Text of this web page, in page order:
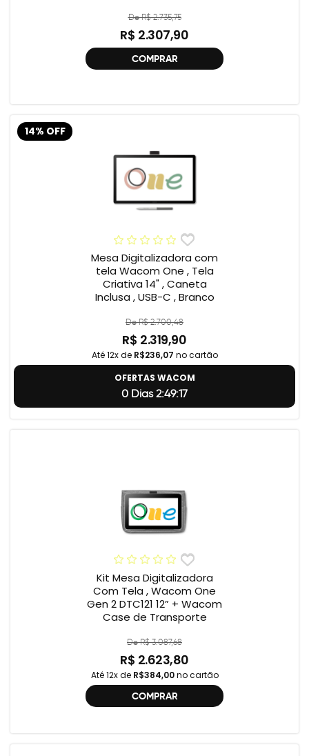
De R$ 2.735,75
R$ 2.307,90
COMPRAR
14% OFF
Mesa Digitalizadora com
tela Wacom One , Tela
Criativa 14" , Caneta
Inclusa , USB-C , Branco
De R$ 2.700,48
R$ 2.319,90
Até 12x de R$236,07 no cartão
OFERTAS WACOM
0 Dias 2:49:17
Kit Mesa Digitalizadora
Com Tela , Wacom One
Gen 2 DTC121 12” + Wacom
Case de Transporte
De R$ 3.087,68
R$ 2.623,80
Até 12x de R$384,00no cartão
COMPRAR